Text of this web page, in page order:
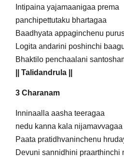
Intipaina yajamaanigaa prema
panchipettutaku bhartagaa
Baadhyata appaginchenu
Logita andarini poshinchi
Bhaktilo penchaalani
|| Talidandrula ||
3 Charanam
Inninaalla aasha teeragaa
nedu kanna kala nijamavvagaa
Paata pratidhvaninchenu
Devuni sannidhini praarthinchi